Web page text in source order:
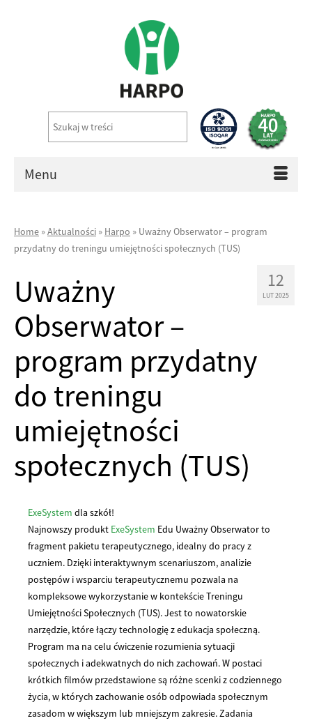
Menu
12
LUT 2025
Home »Aktualności » Harpo » Uważny Obserwator – program
przydatny do treningu umiejętności społecznych (TUS)
Uważny
Obserwator –
program przydatny
do treningu
umiejętności
społecznych (TUS)
ExeSystem dla szkół!
Najnowszy produkt ExeSystem Edu Uważny Obserwator to
fragment pakietu terapeutycznego, idealny do pracy z
uczniem. Dzięki interaktywnym scenariuszom, analizie
postępów i wsparciu terapeutycznemu pozwala na
kompleksowe wykorzystanie w kontekście Treningu
Umiejętności Społecznych (TUS). Jest to nowatorskie
narzędzie, które łączy technologię z edukacja społeczną.
Program ma na celu ćwiczenie rozumienia sytuacji
społecznych i adekwatnych do nich zachowań. W postaci
krótkich filmów przedstawione są różne scenki z codziennego
życia, w których zachowanie osób odpowiada społecznym
zasadom w większym lub mniejszym zakresie. Zadania